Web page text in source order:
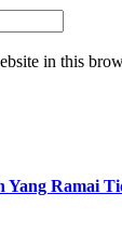
in this
Yang Ramai